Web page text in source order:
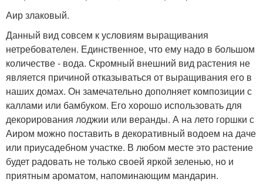
Аир злаковый.
Данный вид совсем к условиям выращивания
нетребователен. Единственное, что ему надо в большом
количестве - вода. Скромный внешний вид растения не
является причиной отказываться от выращивания его в
наших домах. Он замечательно дополняет композиции с
каллами или бамбуком. Его хорошо использовать для
декорирования лоджии или веранды. А на лето горшки с
Аиром можно поставить в декоративный водоем на даче
или приусадебном участке. В любом месте это растение
будет радовать не только своей яркой зеленью, но и
приятным ароматом, напоминающим мандарин.